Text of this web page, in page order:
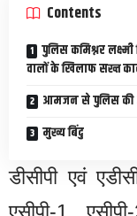
Contents
पुलिस कमिश्नर
वालों के खिलाफ सख्त
आमजन से पुलिस की
मुख्य बिंदु
डीसीपी एवं